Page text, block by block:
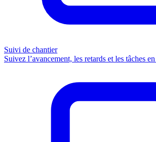
Suivi de chantier
Suivez l’avancement, les retards et les tâches